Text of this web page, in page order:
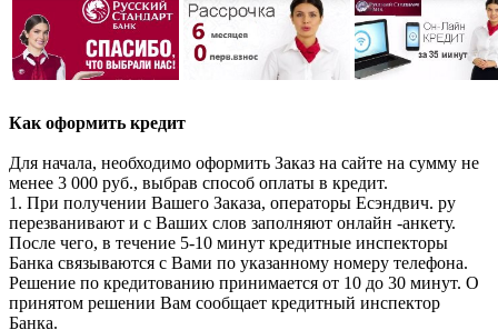
Как оформить кредит
Для начала, необходимо оформить Заказ на сайте на сумму не
менее 3 000 руб., выбрав способ оплаты в кредит.
1. При получении Вашего Заказа, операторы Есэндвич. ру
перезванивают и с Ваших слов заполняют онлайн -анкету.
После чего, в течение 5-10 минут кредитные инспекторы
Банка связываются с Вами по указанному номеру телефона.
Решение по кредитованию принимается от 10 до 30 минут. О
принятом решении Вам сообщает кредитный инспектор
Банка.